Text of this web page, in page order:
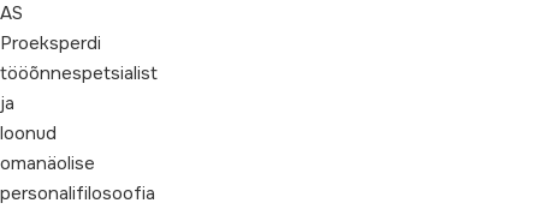
AS
Proeksperdi
tööõnnespetsialist
ja
loonud
omanäolise
personalifilosoofia